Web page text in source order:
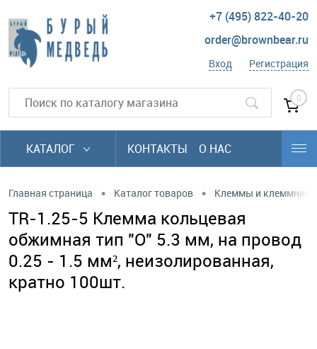
+7 (495) 822-40-20
order@brownbear.ru
Вход Регистрация
0
КАТАЛОГ КОНТАКТЫ О НАС
Главная страница • Каталог товаров • Клеммы и клеммники
TR-1.25-5 Клемма кольцевая
обжимная тип "O" 5.3 мм, на провод
0.25 - 1.5 мм², неизолированная,
кратно 100шт.